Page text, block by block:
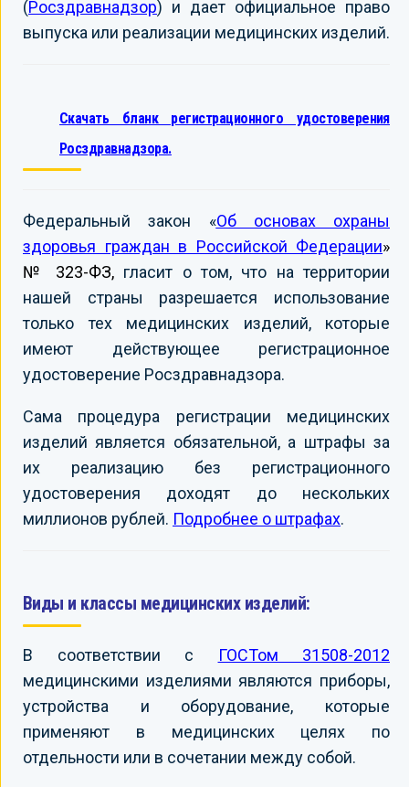
(Росздравнадзор) и дает официальное право
выпуска или реализации медицинских изделий.
Скачать бланк регистрационного удостоверения
Росздравнадзора.
Федеральный закон «Об основах охраны
здоровья граждан в Российской Федерации»
№ 323-ФЗ, гласит о том, что на территории
нашей страны разрешается использование
только тех медицинских изделий, которые
имеют действующее регистрационное
удостоверение Росздравнадзора.
Сама процедура регистрации медицинских
изделий является обязательной, а штрафы за
их реализацию без регистрационного
удостоверения доходят до нескольких
миллионов рублей. Подробнее о штрафах.
Виды и классы медицинских изделий:
В соответствии с
ГОСТом 31508-2012
медицинскими изделиями являются приборы,
устройства и оборудование, которые
применяют в медицинских целях по
отдельности или в сочетании между собой.